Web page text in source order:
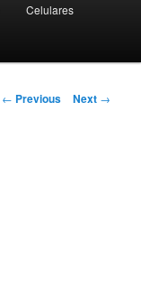
Celulares
Post
← Previous Next →